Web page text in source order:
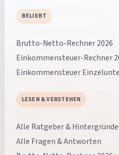
BELIEBT
Brutto-Netto-Rechner 2026
Einkommensteuer-Rechner
Einkommensteuer
LESEN & VERSTEHEN
Alle Ratgeber & Hintergründe
Alle Fragen & Antworten